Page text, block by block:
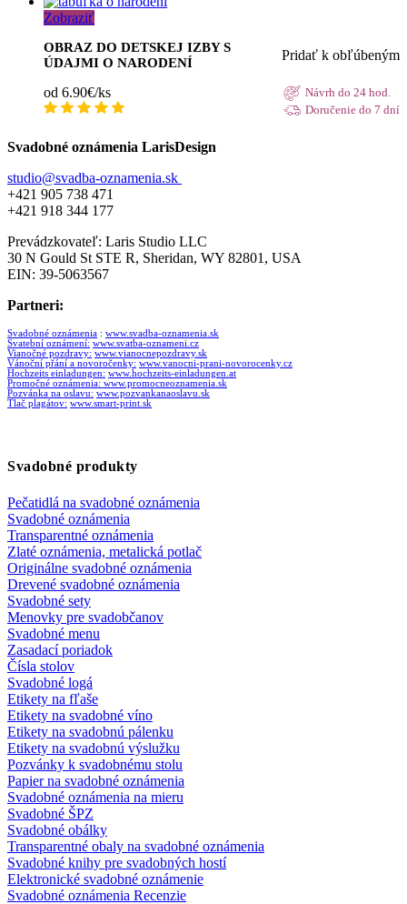
Zobraziť
OBRAZ DO DETSKEJ IZBY S
ÚDAJMI O NARODENÍ
Pridať k obľúbeným
od 6.90€/ks
Návrh do 24 hod.
Doručenie do 7 dní
Svadobné oznámenia LarisDesign
studio@svadba-oznamenia.sk
+421 905 738 471
+421 918 344 177
Prevádzkovateľ: Laris Studio LLC
30 N Gould St STE R, Sheridan, WY 82801, USA
EIN: 39-5063567
Partneri:
Svadobné oznámenia : www.svadba-oznamenia.sk
Svatební oznámení: www.svatba-oznameni.cz
Vianočné pozdravy: www.vianocnepozdravy.sk
Vánoční přání a novoročenky: www.vanocni-prani-novorocenky.cz
Hochzeits einladungen: www.hochzeits-einladungen.at
Promočné oznámenia: www.promocneoznamenia.sk
Pozvánka na oslavu: www.pozvankanaoslavu.sk
Tlač plagátov: www.smart-print.sk
Svadobné produkty
Pečatidlá na svadobné oznámenia
Svadobné oznámenia
Transparentné oznámenia
Zlaté oznámenia, metalická potlač
Originálne svadobné oznámenia
Drevené svadobné oznámenia
Svadobné sety
Menovky pre svadobčanov
Svadobné menu
Zasadací poriadok
Čísla stolov
Svadobné logá
Etikety na fľaše
Etikety na svadobné víno
Etikety na svadobnú pálenku
Etikety na svadobnú výslužku
Pozvánky k svadobnému stolu
Papier na svadobné oznámenia
Svadobné oznámenia na mieru
Svadobné ŠPZ
Svadobné obálky
Transparentné obaly na svadobné oznámenia
Svadobné knihy pre svadobných hostí
Elektronické svadobné oznámenie
Svadobné oznámenia Recenzie